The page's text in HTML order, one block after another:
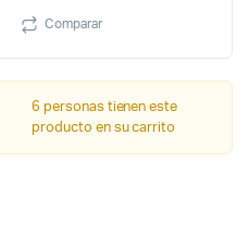
Comparar
6 personas tienen este
producto en su carrito